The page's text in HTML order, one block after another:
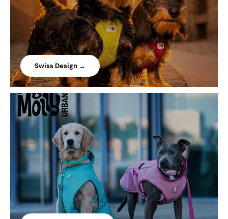
Swiss Design →